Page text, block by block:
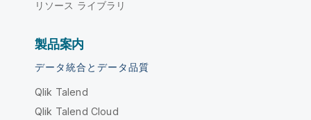
リソース ライブラリ
製品案内
データ統合とデータ品質
Qlik Talend
Qlik Talend Cloud